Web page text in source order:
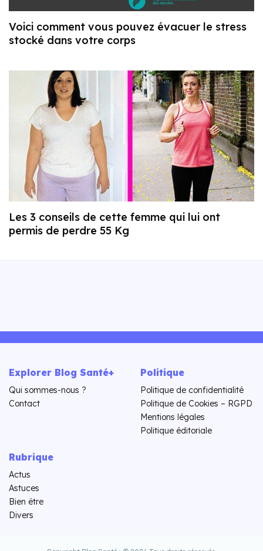
Voici comment vous pouvez évacuer le stress
stocké dans votre corps
Les 3 conseils de cette femme qui lui ont
permis de perdre 55 Kg
Explorer Blog Santé+
Qui sommes-nous ?
Contact
Politique
Politique de confidentialité
Politique de Cookies – RGPD
Mentions légales
Politique éditoriale
Rubrique
Actus
Astuces
Bien être
Divers